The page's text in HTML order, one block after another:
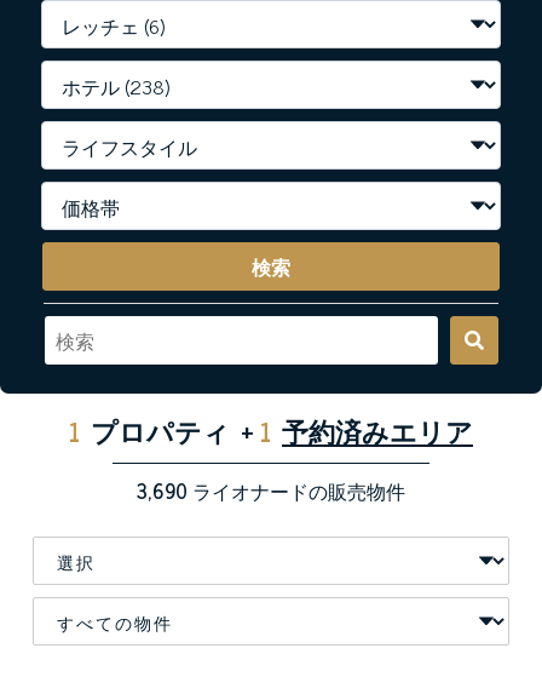
検索
1 プロパティ + 1 予約済みエリア
3,690 ライオナードの販売物件